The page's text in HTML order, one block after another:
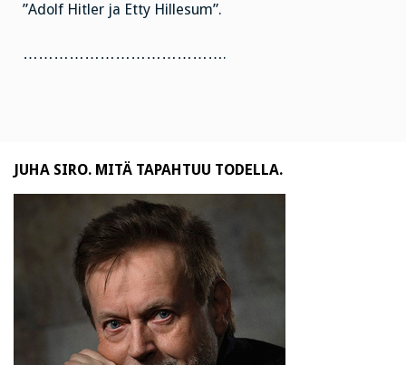
”Adolf Hitler ja Etty Hillesum”.
………………………………….
JUHA SIRO. MITÄ TAPAHTUU TODELLA.